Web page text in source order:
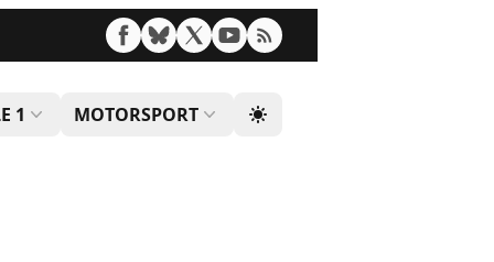
1 MOTORSPORT